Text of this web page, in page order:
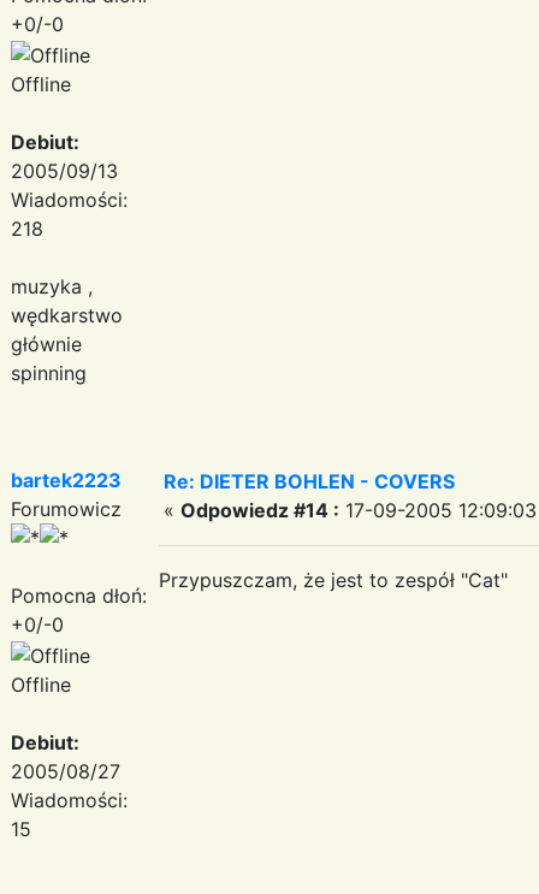
+0/-0
Offline
Debiut:
2005/09/13
Wiadomości:
218
muzyka ,
wędkarstwo
głównie
spinning
bartek2223
Forumowicz
Pomocna dłoń:
+0/-0
Offline
Debiut:
2005/08/27
Wiadomości:
15
Re: DIETER BOHLEN - COVERS
« Odpowiedz #14 : 17-09-2005
Przypuszczam, że jest to zespół "Cat"